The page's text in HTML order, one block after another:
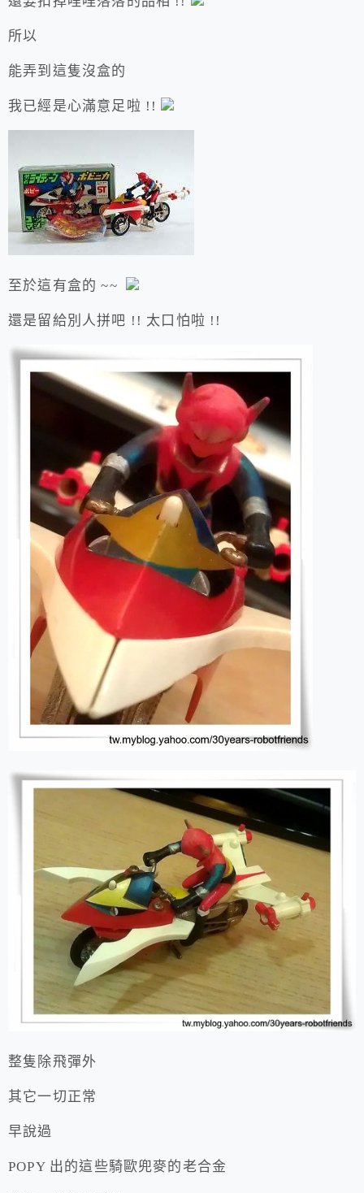
所以
能弄到這隻沒盒的
我已經是心滿意足啦 !!
至於這有盒的 ~~
還是留給別人拼吧 !! 太口怕啦 !!
整隻除飛彈外
其它一切正常
早說過
POPY 出的這些騎歐兜麥的老合金